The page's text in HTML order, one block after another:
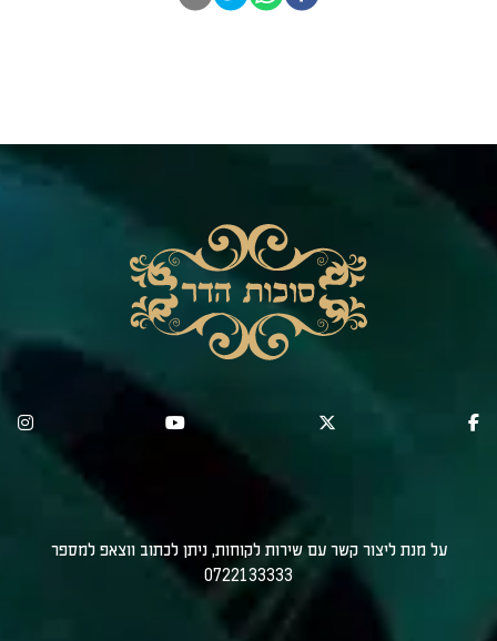
על מנת ליצור קשר עם שירות לקוחות, ניתן לכתוב ווצאפ למספר
0722133333